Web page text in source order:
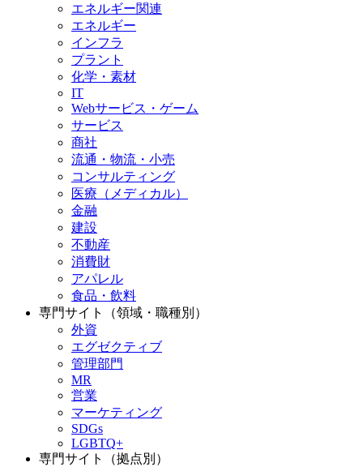
エネルギー関連
エネルギー
インフラ
プラント
化学・素材
IT
Webサービス・ゲーム
サービス
商社
流通・物流・小売
コンサルティング
医療（メディカル）
金融
建設
不動産
消費財
アパレル
食品・飲料
専門サイト（領域・職種別）
外資
エグゼクティブ
管理部門
MR
営業
マーケティング
SDGs
LGBTQ+
専門サイト（拠点別）